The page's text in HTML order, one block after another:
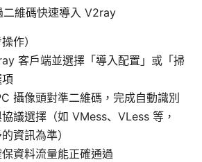
二維碼快速導入 V2ray
作）
客戶端並選擇「導入配置」或「掃
攝像頭對準二維碼，完成自動識別
議選擇（如 VMess、VLess 等，
資訊為準）
資料流量能正確通過